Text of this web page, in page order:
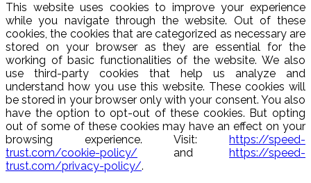
This website uses cookies to improve your experience
while you navigate through the website. Out of these
cookies, the cookies that are categorized as necessary are
stored on your browser as they are essential for the
working of basic functionalities of the website. We also
use third-party cookies that help us analyze and
understand how you use this website. These cookies will
be stored in your browser only with your consent. You also
have the option to opt-out of these cookies. But opting
out of some of these cookies may have an effect on your
browsing experience. Visit:
https://speed-
trust.com/cookie-policy/ and
https://speed-
trust.com/privacy-policy/.